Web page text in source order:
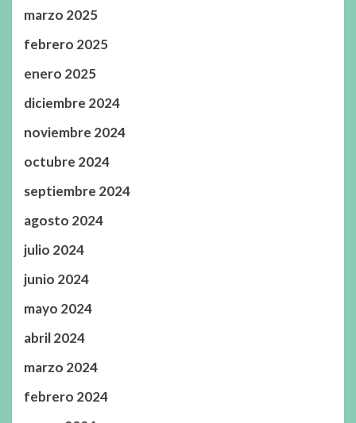
marzo 2025
febrero 2025
enero 2025
diciembre 2024
noviembre 2024
octubre 2024
septiembre 2024
agosto 2024
julio 2024
junio 2024
mayo 2024
abril 2024
marzo 2024
febrero 2024